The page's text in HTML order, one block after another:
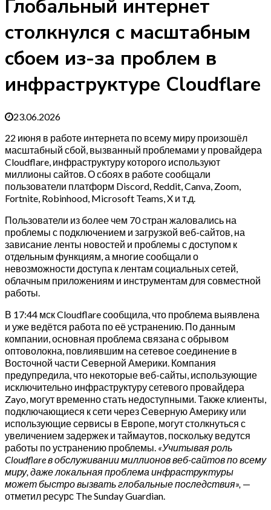
Глобальный интернет
столкнулся с масштабным
сбоем из-за проблем в
инфраструктуре Cloudflare
23.06.2026
22 июня в работе интернета по всему миру произошёл
масштабный сбой, вызванный проблемами у провайдера
Cloudflare, инфраструктуру которого используют
миллионы сайтов. О сбоях в работе сообщали
пользователи платформ Discord, Reddit, Canva, Zoom,
Fortnite, Robinhood, Microsoft Teams, X и т.д.
Пользователи из более чем 70 стран жаловались на
проблемы с подключением и загрузкой веб-сайтов, на
зависание ленты новостей и проблемы с доступом к
отдельным функциям, а многие сообщали о
невозможности доступа к лентам социальных сетей,
облачным приложениям и инструментам для совместной
работы.
В 17:44 мск Cloudflare сообщила, что проблема выявлена
и уже ведётся работа по её устранению. По данным
компании, основная проблема связана с обрывом
оптоволокна, повлиявшим на сетевое соединение в
Восточной части Северной Америки. Компания
предупредила, что некоторые веб-сайты, использующие
исключительно инфраструктуру сетевого провайдера
Zayo, могут временно стать недоступными. Также клиенты,
подключающиеся к сети через Северную Америку или
использующие сервисы в Европе, могут столкнуться с
увеличением задержек и таймаутов, поскольку ведутся
работы по устранению проблемы. «Учитывая роль
Cloudflare в обслуживании миллионов веб-сайтов по всему
миру, даже локальная проблема инфраструктуры
может быстро вызвать глобальные последствия», —
отметил ресурс The Sunday Guardian.